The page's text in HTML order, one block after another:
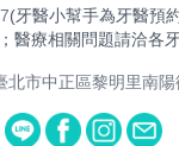
(牙醫小幫手為牙醫預
醫療相關問題請洽各
北市中正區黎明里南